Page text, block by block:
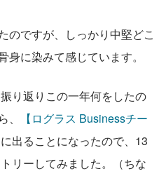
のですが、しっかり中堅どこ
に染みて感じています。
り返りこの一年何をしたの
【ログラス Businessチー
に出ることになったので、13
リーしてみました。（ちな